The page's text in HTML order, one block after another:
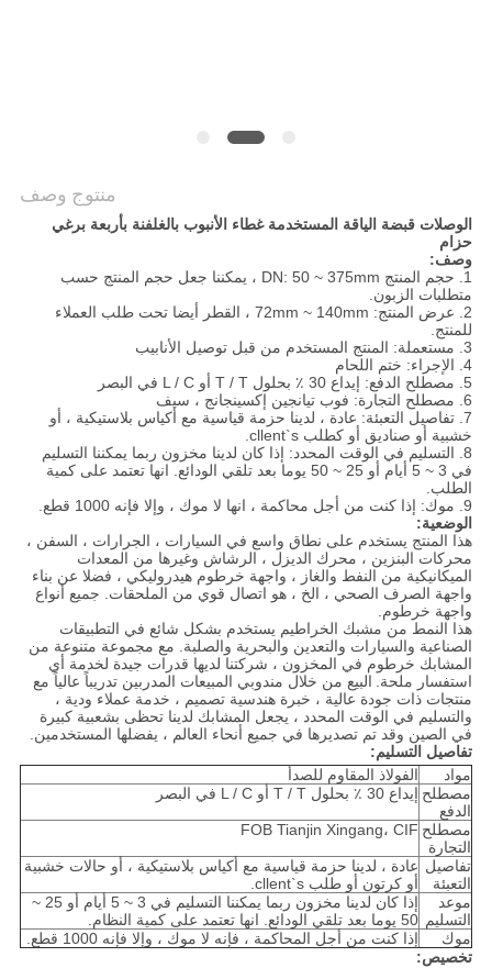
منتوج وصف
الوصلات قبضة الياقة المستخدمة غطاء الأنبوب بالغلفنة بأربعة برغي
حزام
وصف:
1. حجم المنتج DN: 50 ~ 375mm ، يمكننا جعل حجم المنتج حسب
متطلبات الزبون.
2. عرض المنتج: 72mm ~ 140mm ، القطر أيضا تحت طلب العملاء
للمنتج.
3. مستعملة: المنتج المستخدم من قبل توصيل الأنابيب
4. الإجراء: ختم اللحام
5. مصطلح الدفع: إيداع 30 ٪ بحلول T / T أو L / C في البصر
6. مصطلح التجارة: فوب تيانجين إكسينجانج ، سيف
7. تفاصيل التعبئة: عادة ، لدينا حزمة قياسية مع أكياس بلاستيكية ، أو
خشبية أو صناديق أو كطلب cllent`s.
8. التسليم في الوقت المحدد: إذا كان لدينا مخزون ربما يمكننا التسليم
في 3 ~ 5 أيام أو 25 ~ 50 يوما بعد تلقي الودائع. انها تعتمد على كمية
الطلب.
9. موك: إذا كنت من أجل محاكمة ، انها لا موك ، وإلا فإنه 1000 قطع.
الوضعية:
هذا المنتج يستخدم على نطاق واسع في السيارات ، الجرارات ، السفن ،
محركات البنزين ، محرك الديزل ، الرشاش وغيرها من المعدات
الميكانيكية من النفط والغاز ، واجهة خرطوم هيدروليكي ، فضلا عن بناء
واجهة الصرف الصحي ، الخ ، هو اتصال قوي من الملحقات. جميع أنواع
واجهة خرطوم.
هذا النمط من مشبك الخراطيم يستخدم بشكل شائع في التطبيقات
الصناعية والسيارات والتعدين والبحرية والصلبة. مع مجموعة متنوعة من
المشابك خرطوم في المخزون ، شركتنا لديها قدرات جيدة لخدمة أي
استفسار ملحة. البيع من خلال مندوبي المبيعات المدربين تدريباً عالياً مع
منتجات ذات جودة عالية ، خبرة هندسية تصميم ، خدمة عملاء ودية ،
والتسليم في الوقت المحدد ، يجعل المشابك لدينا تحظى بشعبية كبيرة
في الصين وقد تم تصديرها في جميع أنحاء العالم ، يفضلها المستخدمين.
تفاصيل التسليم:
مواد
الفولاذ المقاوم للصدأ
مصطلح
الدفع
إيداع 30 ٪ بحلول T / T أو L / C في البصر
مصطلح
التجارة
FOB Tianjin Xingang، CIF
تفاصيل
التعبئة
عادة ، لدينا حزمة قياسية مع أكياس بلاستيكية ، أو حالات خشبية
أو كرتون أو طلب cllent`s.
موعد
التسليم
إذا كان لدينا مخزون ربما يمكننا التسليم في 3 ~ 5 أيام أو 25 ~
50 يوما بعد تلقي الودائع. انها تعتمد على كمية النظام.
موك
إذا كنت من أجل المحاكمة ، فإنه لا موك ، وإلا فإنه 1000 قطع.
تخصيص: